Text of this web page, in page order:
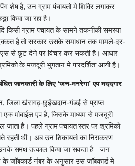
शेष है, उन ग्राम पंचायतो मे शिविर लगाकर
किया जा रहा है।
किसी ग्राम पंचायत के सामने तकनीकी समस्या
है तो सरकार उसके समाधान तक मामले-दर-
से छूट देने पर विचार कर सकती है। आधार
के मजदूरी भुगतान मे पारदर्शिता आयी है।
जानकारी के लिए ‘जन-मनरेगा’ एप मददगार
जिला खैरागढ़-छुईखदान-गंडई से प्राप्त
एक मोबाईल एप है, जिसके माध्यम से मजदूरी
जाता है। पहले ग्राम पंचायत स्तर पर श्रमिको
रहती थी। अब उन शिकायतो का निराकरण
समक्ष तत्काल किया जा सकता है। जन
के जॉबकार्ड नंबर के अनुसार उस जॉबकार्ड मे